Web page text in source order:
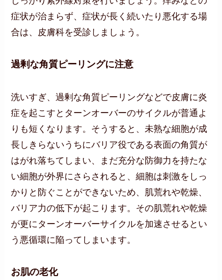
症状が治まらず、症状が長く続いたり悪化する場
合は、皮膚科を受診しましょう。
過剰な角質ピーリングに注意
洗いすぎ、過剰な角質ピーリングなどで皮膚に炎
症を起こすとターンオーバーのサイクルが普通よ
りも短くなります。そうすると、未熟な細胞が成
長しきらないうちにバリア役である表面の角質が
はがれ落ちてしまい、まだ充分な防御力を持たな
い細胞が外界にさらされると、細胞は刺激をしっ
かりと防ぐことができないため、肌荒れや乾燥、
バリア力の低下が起こります。その肌荒れや乾燥
が更にターンオーバーサイクルを加速させるとい
う悪循環に陥ってしまいます。
お肌の老化